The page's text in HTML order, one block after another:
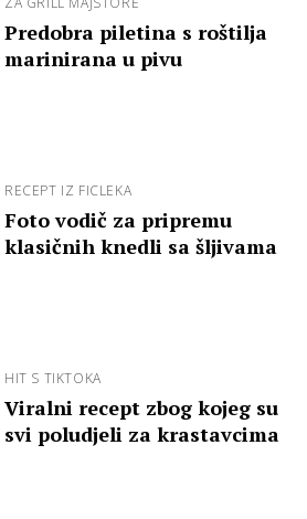
Predobra piletina s roštilja
marinirana u pivu
RECEPT IZ FICLEKA
Foto vodič za pripremu
klasičnih knedli sa šljivama
HIT S TIKTOKA
Viralni recept zbog kojeg su
svi poludjeli za krastavcima